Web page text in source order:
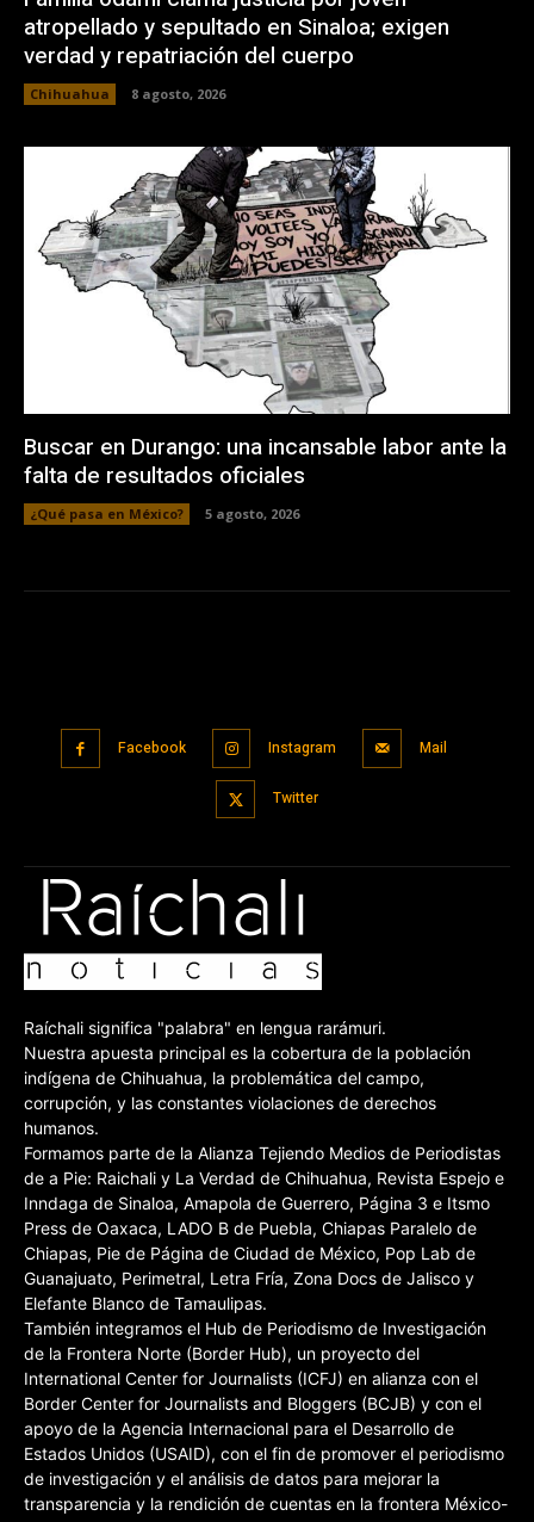
atropellado y sepultado en Sinaloa; exigen
verdad y repatriación del cuerpo
Chihuahua 8 agosto, 2026
Buscar en Durango: una incansable labor ante la
falta de resultados oficiales
¿Qué pasa en México? 5 agosto, 2026
Facebook Instagram Mail
Twitter
Raíchali significa "palabra" en lengua rarámuri.
Nuestra apuesta principal es la cobertura de la población
indígena de Chihuahua, la problemática del campo,
corrupción, y las constantes violaciones de derechos
humanos.
Formamos parte de la Alianza Tejiendo Medios de Periodistas
de a Pie: Raichali y La Verdad de Chihuahua, Revista Espejo e
Inndaga de Sinaloa, Amapola de Guerrero, Página 3 e Itsmo
Press de Oaxaca, LADO B de Puebla, Chiapas Paralelo de
Chiapas, Pie de Página de Ciudad de México, Pop Lab de
Guanajuato, Perimetral, Letra Fría, Zona Docs de Jalisco y
Elefante Blanco de Tamaulipas.
También integramos el Hub de Periodismo de Investigación
de la Frontera Norte (Border Hub), un proyecto del
International Center for Journalists (ICFJ) en alianza con el
Border Center for Journalists and Bloggers (BCJB) y con el
apoyo de la Agencia Internacional para el Desarrollo de
Estados Unidos (USAID), con el fin de promover el periodismo
de investigación y el análisis de datos para mejorar la
transparencia y la rendición de cuentas en la frontera México-